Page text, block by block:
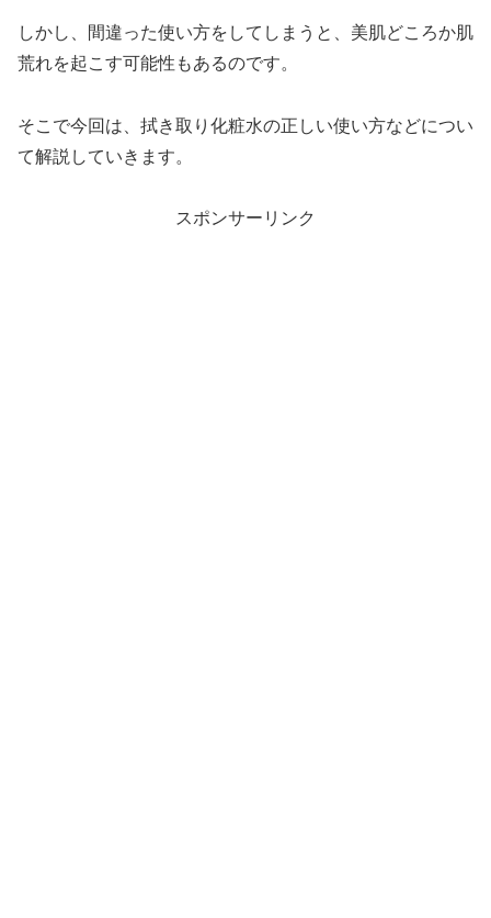
しかし、間違った使い方をしてしまうと、美肌どころか肌
荒れを起こす可能性もあるのです。
そこで今回は、拭き取り化粧水の正しい使い方などについ
て解説していきます。
スポンサーリンク